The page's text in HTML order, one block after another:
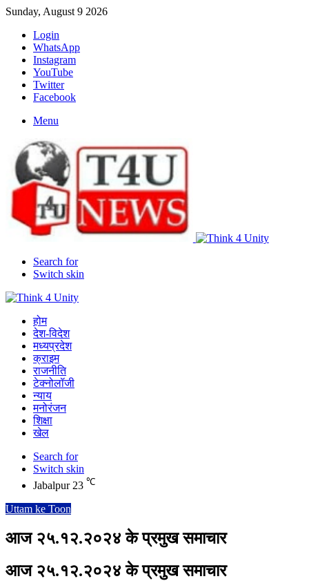
Sunday, August 9 2026
Login
WhatsApp
Instagram
YouTube
Twitter
Facebook
Menu
Search for
Switch skin
होम
देश-विदेश
मध्यप्रदेश
क्राइम
राजनीति
टेक्नोलॉजी
न्याय
मनोरंजन
शिक्षा
खेल
Search for
Switch skin
Jabalpur 23 ℃
Uttam ke Toon
आज २५.१२.२०२४ के प्रमुख समाचार
आज २५.१२.२०२४ के प्रमुख समाचार